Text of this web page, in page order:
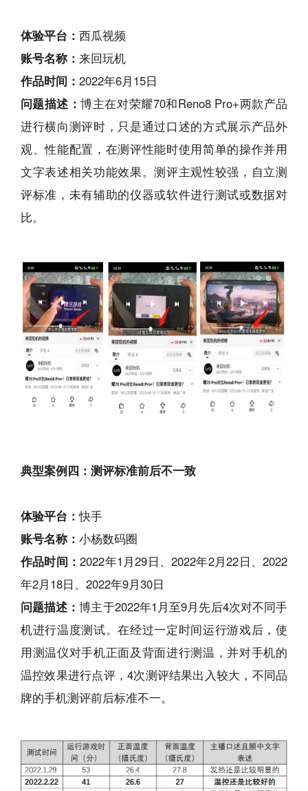
体验平台： 西瓜视频
账号名称： 来回玩机
作品时间： 2022年6月15日
问题描述：博主在对荣耀70和Reno8 Pro+两款产品
进行横向测评时，只是通过口述的方式展示产品外
观、性能配置，在测评性能时使用简单的操作并用
文字表述相关功能效果。测评主观性较强，自立测
评标准，未有辅助的仪器或软件进行测试或数据对
比。
典型案例四：测评标准前后不一致
体验平台：快手
账号名称： 小杨数码圈
作品时间：2022年1月29日、2022年2月22日、2022
年2月18日、2022年9月30日
问题描述：博主于2022年1月至9月先后4次对不同手
机进行温度测试。在经过一定时间运行游戏后，使
用测温仪对手机正面及背面进行测温，并对手机的
温控效果进行点评，4次测评结果出入较大，不同品
牌的手机测评前后标准不一。